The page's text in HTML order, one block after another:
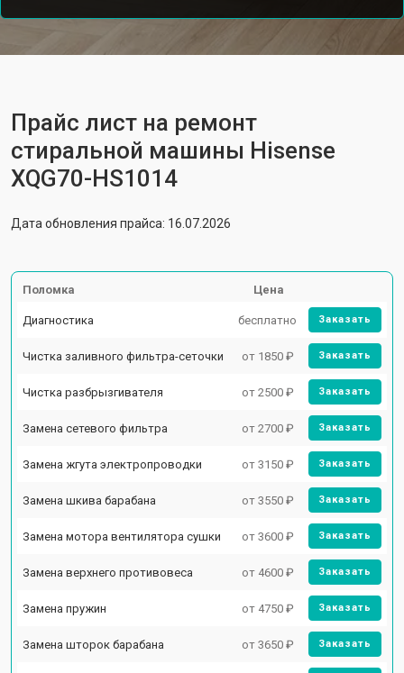
Прайс лист на ремонт
стиральной машины Hisense
XQG70-HS1014
Дата обновления прайса: 16.07.2026
Поломка Цена
Диагностика бесплатно Заказать
Чистка заливного фильтра-сеточки от 1850 ₽ Заказать
Чистка разбрызгивателя от 2500 ₽ Заказать
Замена сетевого фильтра от 2700 ₽ Заказать
Замена жгута электропроводки от 3150 ₽ Заказать
Замена шкива барабана от 3550 ₽ Заказать
Замена мотора вентилятора сушки от 3600 ₽ Заказать
Замена верхнего противовеса от 4600 ₽ Заказать
Замена пружин от 4750 ₽ Заказать
Замена шторок барабана от 3650 ₽ Заказать